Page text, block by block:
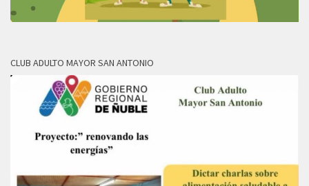
CLUB ADULTO MAYOR SAN ANTONIO